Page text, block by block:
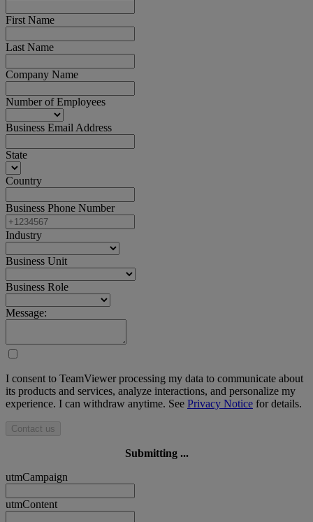
First Name
Last Name
Company Name
Number of Employees
Business Email Address
State
Country
Business Phone Number
Industry
Business Unit
Business Role
Message:
I consent to TeamViewer processing my data to communicate about
its products and services, analyze interactions, and personalize my
experience. I can withdraw anytime. See Privacy Notice for details.
Contact us
Submitting ...
utmCampaign
utmContent